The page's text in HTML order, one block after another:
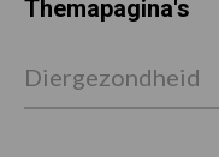
Themapagina's
Diergezondheid